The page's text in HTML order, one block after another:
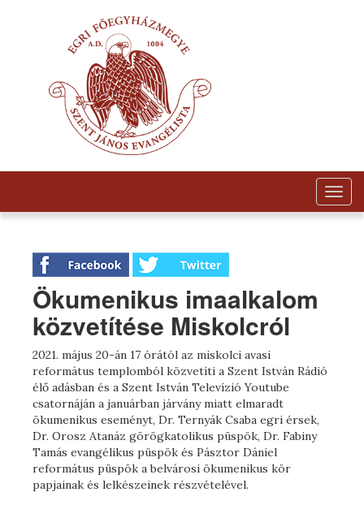
Ökumenikus imaalkalom
közvetítése Miskolcról
2021. május 20-án 17 órától az miskolci avasi
református templomból közvetíti a Szent István Rádió
élő adásban és a Szent István Televízió Youtube
csatornáján a januárban járvány miatt elmaradt
ökumenikus eseményt, Dr. Ternyák Csaba egri érsek,
Dr. Orosz Atanáz görögkatolikus püspök, Dr. Fabiny
Tamás evangélikus püspök és Pásztor Dániel
református püspök a belvárosi ökumenikus kör
papjainak és lelkészeinek részvételével.